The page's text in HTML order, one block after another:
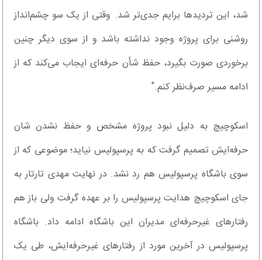
شد، این تردیدها برایم جدی‌تر شد. وقتی از یک سو چشم‌انداز
روشنی برای پروژه وجود نداشته باشد و از سوی دیگر چنین
برخوردی صورت بگیرد، حفظ شأن حرفه‌ای ایجاب می‌کند که از
ادامه مسیر صرف‌نظر کنم."
اسکوچیچ به دلیل نبود پروژه مشخص و حفظ نشدن شان
حرفه‌ایش تصمیم گرفت که به پرسپولیس نیاید؛ موضوعی که از
سوی باشگاه پرسپولیس هم رد نشد. در نهایت مهدی تارتار به
جای اسکوچیچ هدایت پرسپولیس را بر عهده گرفت ولی باز هم
رفتارهای غیرحرفه‌ای مدیران این باشگاه ادامه داد. باشگاه
پرسپولیس در آخرین مورد از رفتارهای غیرحرفه‌ایش، طی یک